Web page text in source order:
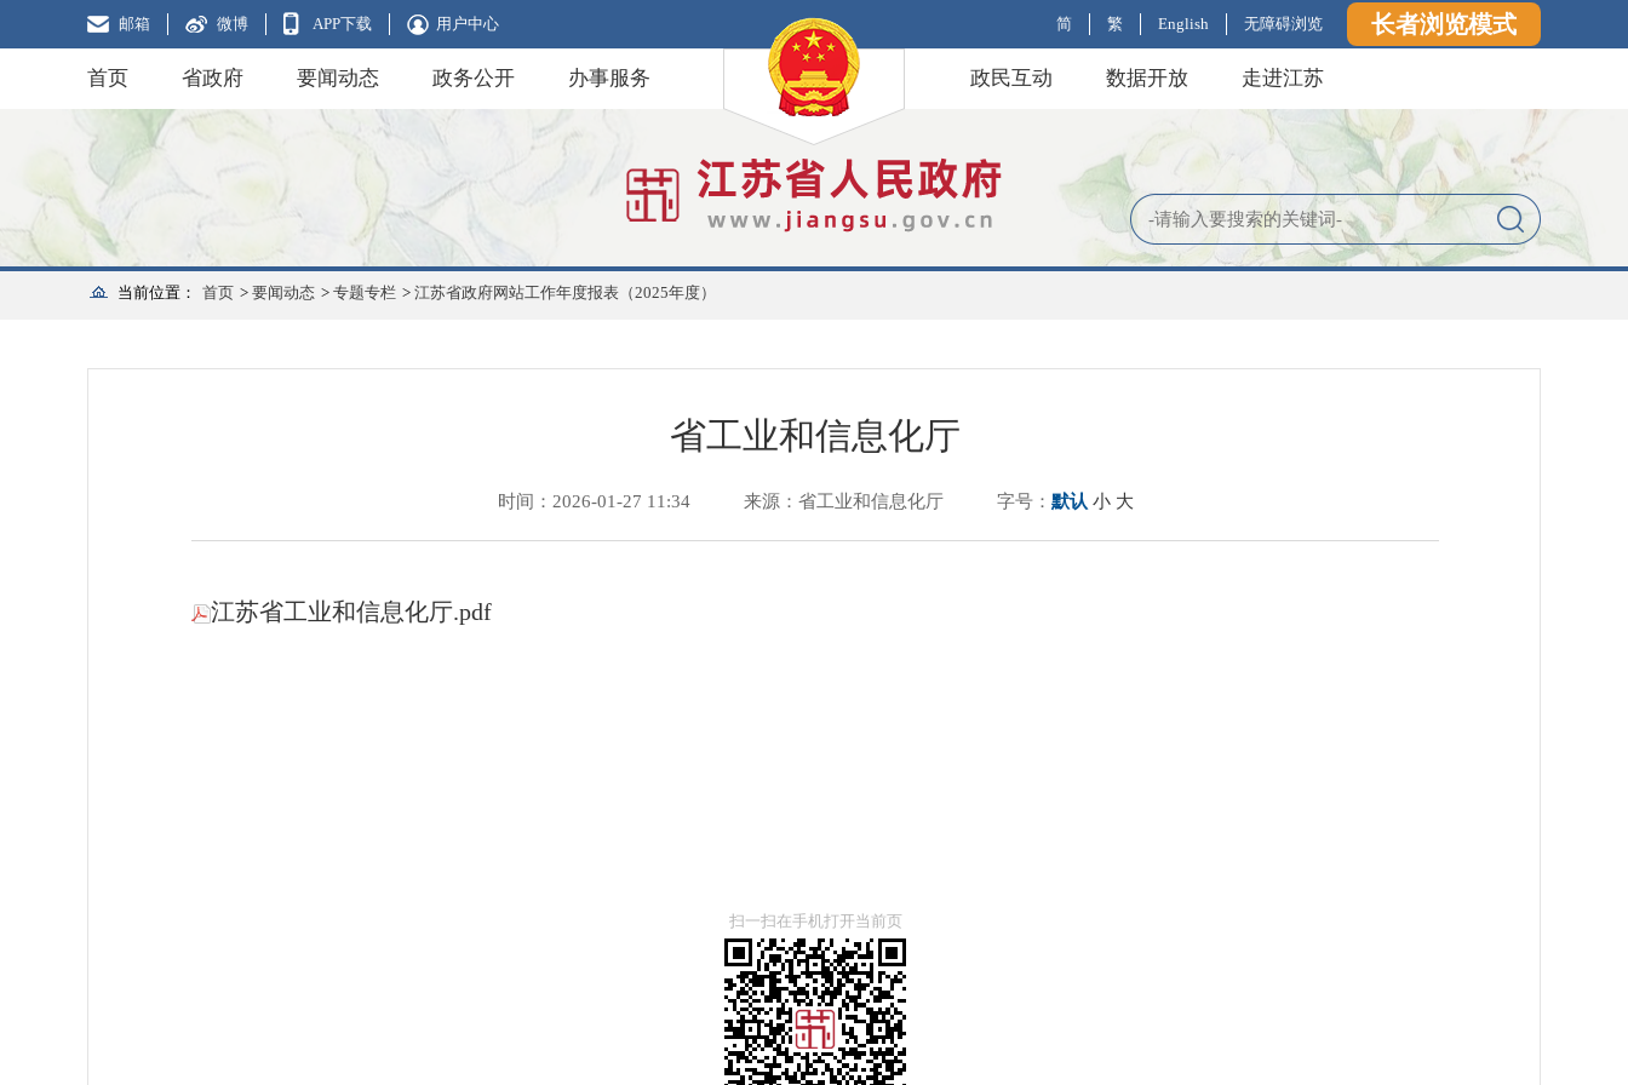
邮箱 微博 APP下载 用户中心 简 繁 English 无障碍浏览 长者浏览模式
首页 省政府 要闻动态 政务公开 办事服务 政民互动 数据开放 走进江苏
当前位置： 首页 > 要闻动态 > 专题专栏 > 江苏省政府网站工作年度报表（2025年度）
省工业和信息化厅
时间：2026-01-27 11:34 来源：省工业和信息化厅 字号： 默认 小 大
江苏省工业和信息化厅.pdf
扫一扫在手机打开当前页